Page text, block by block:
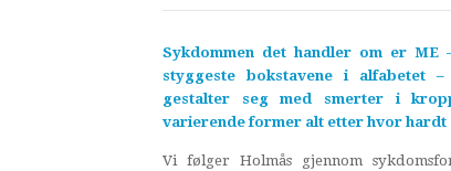
Sykdommen det handler om er
styggeste bokstavene i alfabetet
gestalter seg med smerter i
varierende former alt etter hvor hardt
Vi følger Holmås gjennom